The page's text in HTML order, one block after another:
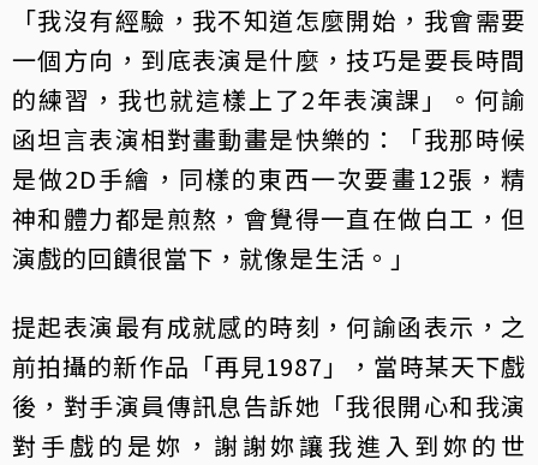
「我沒有經驗，我不知道怎麼開始，我會需要
一個方向，到底表演是什麼，技巧是要長時間
的練習，我也就這樣上了2年表演課」。何諭
函坦言表演相對畫動畫是快樂的：「我那時候
是做2D手繪，同樣的東西一次要畫12張，精
神和體力都是煎熬，會覺得一直在做白工，但
演戲的回饋很當下，就像是生活。」
提起表演最有成就感的時刻，何諭函表示，之
前拍攝的新作品「再見1987」，當時某天下戲
後，對手演員傳訊息告訴她「我很開心和我演
對手戲的是妳，謝謝妳讓我進入到妳的世